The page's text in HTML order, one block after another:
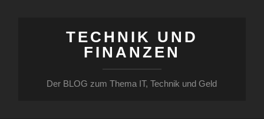
TECHNIK UND
FINANZEN
Der BLOG zum Thema IT, Technik und Geld